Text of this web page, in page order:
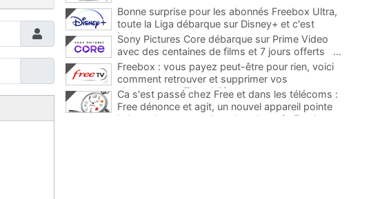
Bonne surprise pour les abonnés Freebox Ultra,
toute la Liga débarque sur Disney+ et c'est
inclus
Sony Pictures Core débarque sur Prime Video
avec des centaines de films et 7 jours offerts
...
Freebox : vous payez peut-être pour rien, voici
comment retrouver et supprimer vos
abonnements TV oubliés
...
Ca s'est passé chez Free et dans les télécoms :
Free dénonce et agit, un nouvel appareil pointe
le bout de son nez chez des abonnés Freebox...